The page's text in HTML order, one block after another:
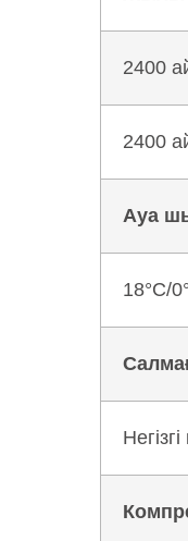
2400
2400
Ауа
18°C/